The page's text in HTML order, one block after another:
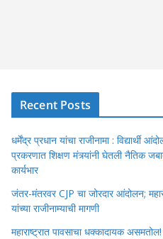
Recent Posts
धर्मेंद्र प्रधान यांचा राजीनामा :
प्रकरणात शिक्षण मंत्र्यांनी घेतली नैतिक
कार्यभार
जंतर-मंतरवर CJP चा जोरदार आंदोलन;
यांच्या राजीनाम्याची मागणी
महाराष्ट्रात पावसाचा धक्कादायक